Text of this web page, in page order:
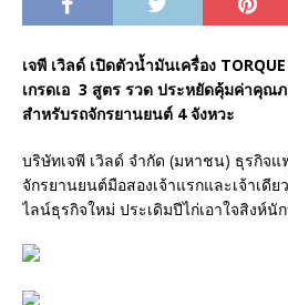
เจพี เวิลด์ เปิดตัวน้ำมันเครื่อง
เกรดเอ 3 สูตร รวด ประหยัดคุ้มค่าคุณ
สำหรับรถจักรยานยนต์ 4 จังหวะ
บริษัทเจพี เวิลด์ จำกัด (มหาชน) ธุรกิจ
จักรยานยนต์มือสองเจ้าแรกและเจ้าเดี
ไลน์ธุรกิจใหม่ ประเดิมปีไก่เอาใจสิงห์นั